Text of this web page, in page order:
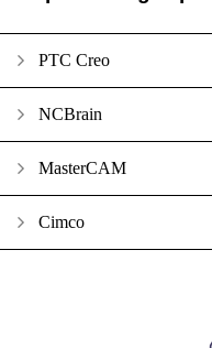
PTC Creo
NCBrain
MasterCAM
Cimco